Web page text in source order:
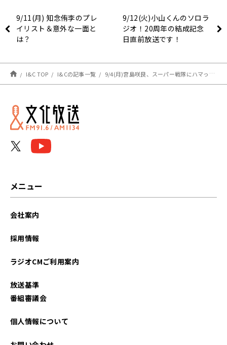
9/11(月) 知念侑李のプレ
イリスト＆意外な一面と
は？
9/12(火)小山くんのソロラ
ジオ！20周年の結成記念
日直前放送です！
I&C TOP I&Cの記事一覧 9/4(月)宮島咲良、スーパー戦隊にハマったきっけかを語る！【駒木根葵汰のレコメン！】
メニュー
会社案内
採用情報
ラジオCMご利用案内
放送基準
番組審議会
個人情報について